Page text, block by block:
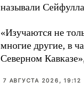
называли
«Изучаются не
многие другие, в
Северном
7 АВГУСТА 2026, 19:12